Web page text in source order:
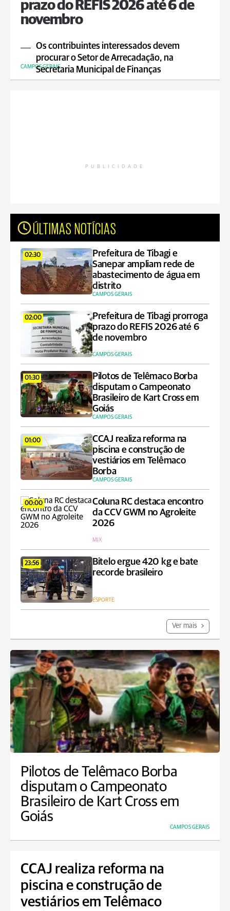
prazo do REFIS 2026 até 6 de
novembro
Os contribuintes interessados devem
procurar o Setor de Arrecadação, na
Secretaria Municipal de Finanças
CAMPOS GERAIS
PUBLICIDADE
ÚLTIMAS NOTÍCIAS
02:30
Prefeitura de Tibagi e
Sanepar ampliam rede de
abastecimento de água em
distrito
CAMPOS GERAIS
02:00
Prefeitura de Tibagi prorroga
prazo do REFIS 2026 até 6
de novembro
CAMPOS GERAIS
01:30
Pilotos de Telêmaco Borba
disputam o Campeonato
Brasileiro de Kart Cross em
Goiás
CAMPOS GERAIS
01:00
CCAJ realiza reforma na
piscina e construção de
vestiários em Telêmaco
Borba
CAMPOS GERAIS
00:00
Coluna RC destaca encontro
da CCV GWM no Agroleite
2026
MIX
23:56
Bitelo ergue 420 kg e bate
recorde brasileiro
ESPORTE
Ver mais
Pilotos de Telêmaco Borba
disputam o Campeonato
Brasileiro de Kart Cross em
Goiás
CAMPOS GERAIS
CCAJ realiza reforma na
piscina e construção de
vestiários em Telêmaco